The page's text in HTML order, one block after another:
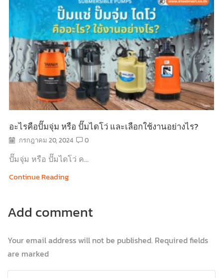
อะไรคือปั๊มจุ่ม หรือ ปั๊มไดโว่ และเลือกใช้งานอย่างไร?
กรกฎาคม 20, 2024 0
ปั๊มจุ่ม หรือ ปั๊มไดโว่ ค...
Continue Reading
Add comment
Your email address will not be published. Required fields
are marked